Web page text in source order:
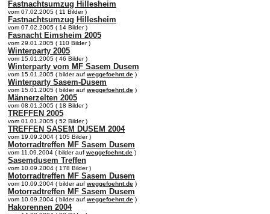
Fastnachtsumzug Hillesheim
vom 07.02.2005 ( 11 Bilder )
Fastnachtsumzug Hillesheim
vom 07.02.2005 ( 14 Bilder )
Fasnacht Eimsheim 2005
vom 29.01.2005 ( 110 Bilder )
Winterparty 2005
vom 15.01.2005 ( 46 Bilder )
Winterparty vom MF Sasem Dusem
vom 15.01.2005 ( bilder auf weggefoehnt.de )
Winterparty Sasem-Dusem
vom 15.01.2005 ( bilder auf weggefoehnt.de )
Männerzelten 2005
vom 08.01.2005 ( 18 Bilder )
TREFFEN 2005
vom 01.01.2005 ( 52 Bilder )
TREFFEN SASEM DUSEM 2004
vom 19.09.2004 ( 105 Bilder )
Motorradtreffen MF Sasem Dusem
vom 11.09.2004 ( bilder auf weggefoehnt.de )
Sasemdusem Treffen
vom 10.09.2004 ( 178 Bilder )
Motorradtreffen MF Sasem Dusem
vom 10.09.2004 ( bilder auf weggefoehnt.de )
Motorradtreffen MF Sasem Dusem
vom 10.09.2004 ( bilder auf weggefoehnt.de )
Hakorennen 2004